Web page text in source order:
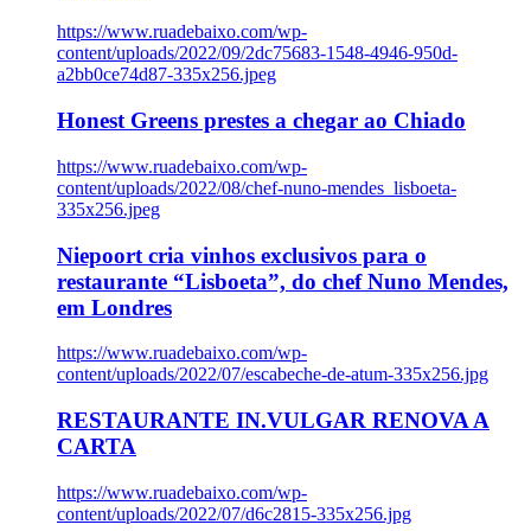
https://www.ruadebaixo.com/wp-
content/uploads/2022/09/2dc75683-1548-4946-950d-
a2bb0ce74d87-335x256.jpeg
Honest Greens prestes a chegar ao Chiado
https://www.ruadebaixo.com/wp-
content/uploads/2022/08/chef-nuno-mendes_lisboeta-
335x256.jpeg
Niepoort cria vinhos exclusivos para o
restaurante “Lisboeta”, do chef Nuno Mendes,
em Londres
https://www.ruadebaixo.com/wp-
content/uploads/2022/07/escabeche-de-atum-335x256.jpg
RESTAURANTE IN.VULGAR RENOVA A
CARTA
https://www.ruadebaixo.com/wp-
content/uploads/2022/07/d6c2815-335x256.jpg